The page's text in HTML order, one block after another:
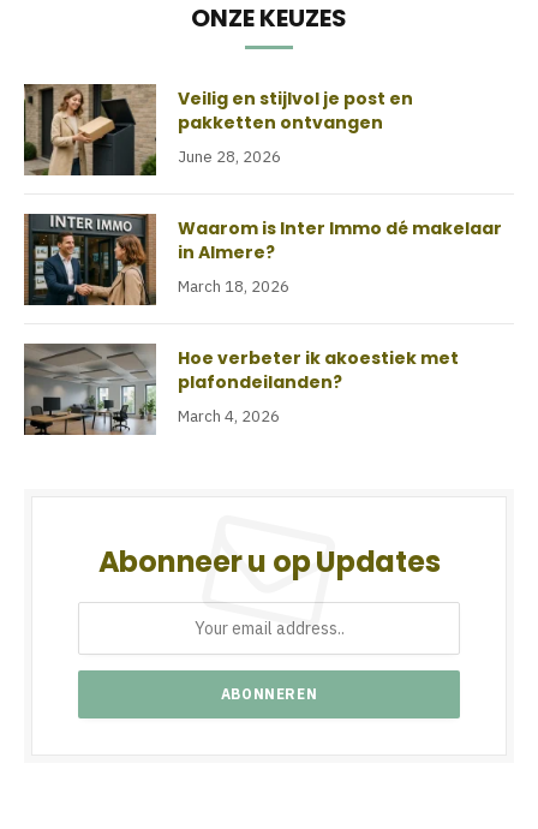
ONZE KEUZES
Veilig en stijlvol je post en
pakketten ontvangen
June 28, 2026
Waarom is Inter Immo dé makelaar
in Almere?
March 18, 2026
Hoe verbeter ik akoestiek met
plafondeilanden?
March 4, 2026
Abonneer u op Updates